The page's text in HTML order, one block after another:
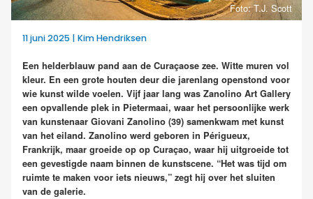
Foto: T.J. Scott
11 juni 2025 | Kim Hendriksen
Een helderblauw pand aan de Curaçaose zee. Witte muren vol
kleur. En een grote houten deur die jarenlang openstond voor
wie kunst wilde voelen. Vijf jaar lang was Zanolino Art Gallery
een opvallende plek in Pietermaai, waar het persoonlijke werk
van kunstenaar Giovani Zanolino (39) samenkwam met kunst
van het eiland. Zanolino werd geboren in Périgueux,
Frankrijk, maar groeide op op Curaçao, waar hij uitgroeide tot
een gevestigde naam binnen de kunstscene. “Het was tijd om
ruimte te maken voor iets nieuws,” zegt hij over het sluiten
van de galerie.